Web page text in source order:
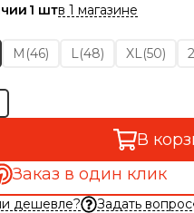
1
в 1 магазине
M(46) L(48) XL(50)
В
Заказ в один клик
дешевле? Задать вопрос